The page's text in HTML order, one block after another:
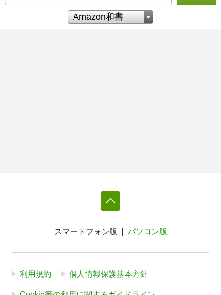
スマートフォン版 パソコン版
利用規約 個人情報保護基本方針